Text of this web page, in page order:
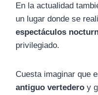
En la actualidad
un lugar donde se
espectáculos
privilegiado.
Cuesta imaginar que
antiguo vertedero y